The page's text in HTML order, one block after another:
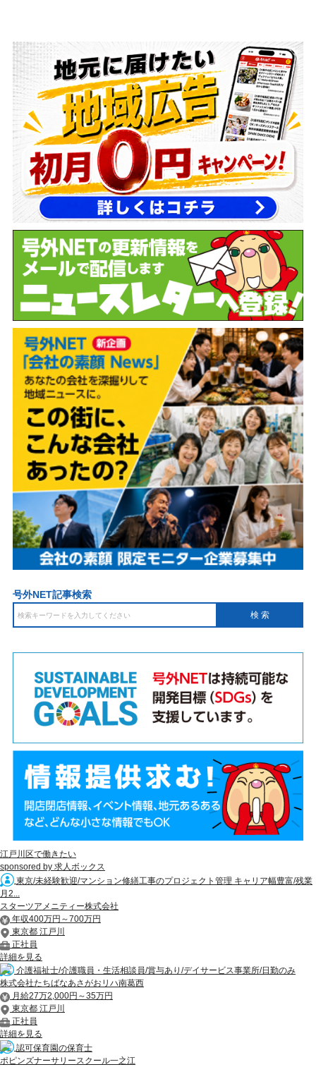
号外NET記事検索
江戸川区で働きたい
sponsored by 求人ボックス
東京/未経験歓迎/マンション修繕工事のプロジェクト管理 キャリア幅豊富/残業
月2...
スターツアメニティー株式会社
年収400万円～700万円
東京都 江戸川
正社員
詳細を見る
介護福祉士/介護職員・生活相談員/賞与あり/デイサービス事業所/日勤のみ
株式会社たちばなあさがおリハ南葛西
月給27万2,000円～35万円
東京都 江戸川
正社員
詳細を見る
認可保育園の保育士
ポピンズナーサリースクール一之江